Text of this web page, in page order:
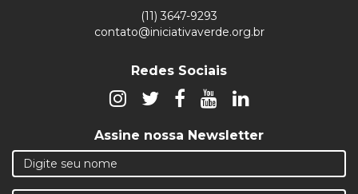
(11) 3647-9293
contato@iniciativaverde.org.br
Redes Sociais
Assine nossa Newsletter